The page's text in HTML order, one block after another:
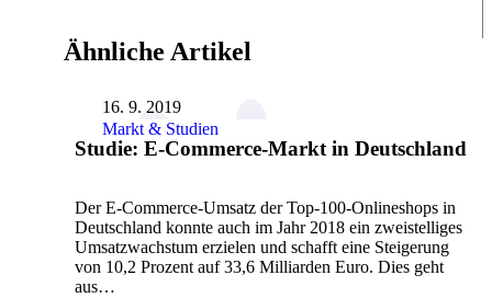
Ähnliche Artikel
16. 9. 2019
Markt & Studien
Studie: E-Commerce-Markt in Deutschland
Der E-Commerce-Umsatz der Top-100-Onlineshops in
Deutschland konnte auch im Jahr 2018 ein zweistelliges
Umsatzwachstum erzielen und schafft eine Steigerung
von 10,2 Prozent auf 33,6 Milliarden Euro. Dies geht
aus…